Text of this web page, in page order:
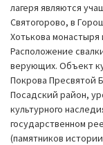
лагеря являются
Святогорово, в
Хотькова
Расположение
верующих. Объект
Покрова Пресвятой
Посадский район,
культурного
государственном
(памятников